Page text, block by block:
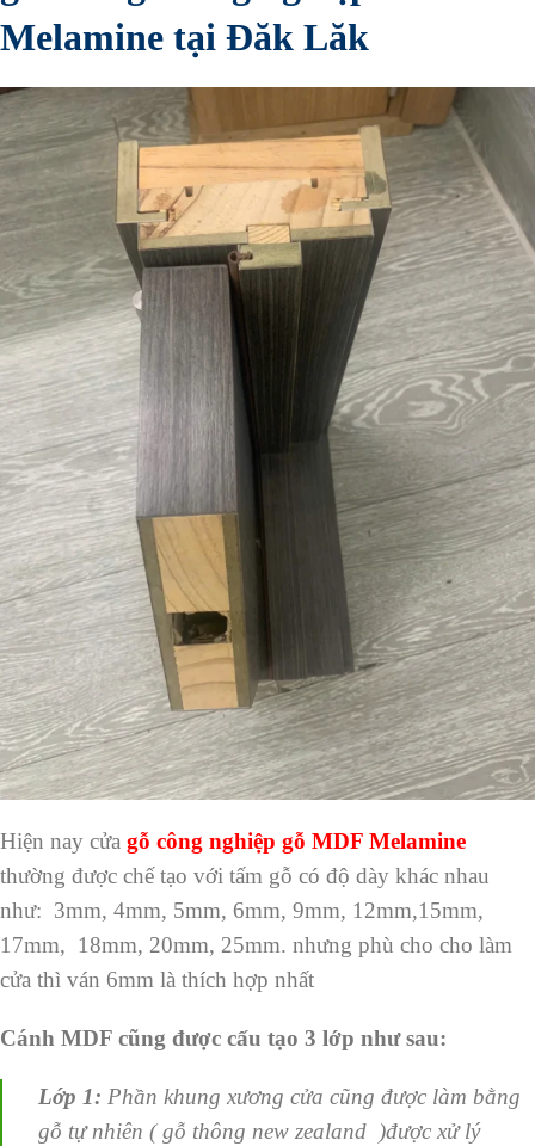
Melamine tại Đăk Lăk
Hiện nay cửa gỗ công nghiệp gỗ MDF Melamine
thường được chế tạo với tấm gỗ có độ dày khác nhau
như: 3mm, 4mm, 5mm, 6mm, 9mm, 12mm,15mm,
17mm, 18mm, 20mm, 25mm. nhưng phù cho cho làm
cửa thì ván 6mm là thích hợp nhất
Cánh MDF cũng được cấu tạo 3 lớp như sau:
Lớp 1: Phần khung xương cửa cũng được làm bằng
gỗ tự nhiên ( gỗ thông new zealand )được xử lý